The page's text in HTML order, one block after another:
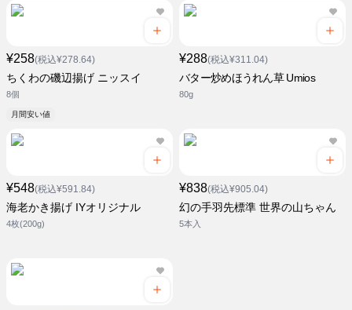
¥258(税込¥278.64)
ちくわの磯辺揚げ ニッスイ
8個
月間安い値
¥288(税込¥311.04)
バター炒めほうれん草 Umios
80g
¥548(税込¥591.84)
海老かき揚げ IYオリジナル
4枚(200g)
¥838(税込¥905.04)
幻の手羽先標準 世界の山ちゃん
5本入